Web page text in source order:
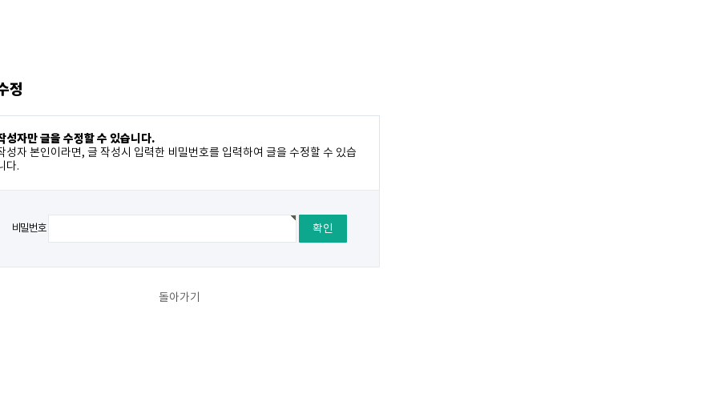
정
성자만 글을 수정할 수 있습니다.
성자 본인이라면, 글 작성시 입력한 비밀번호를 입력하여 글을 수정할 수 있습
다.
비밀번호
돌아가기